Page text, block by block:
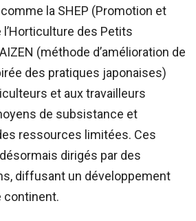
la SHEP (Promotion et
des Petits
(méthode d’amélioration de
des pratiques japonaises)
et aux travailleurs
de subsistance et
ressources limitées. Ces
dirigés par des
diffusant un développement
continent.